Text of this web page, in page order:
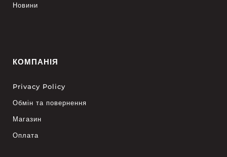
Новини
КОМПАНІЯ
Privacy Policy
Обмін та повернення
Магазин
Оплата